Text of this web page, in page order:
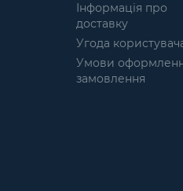
Інформація про
доставку
Угода
Умови
замовлення